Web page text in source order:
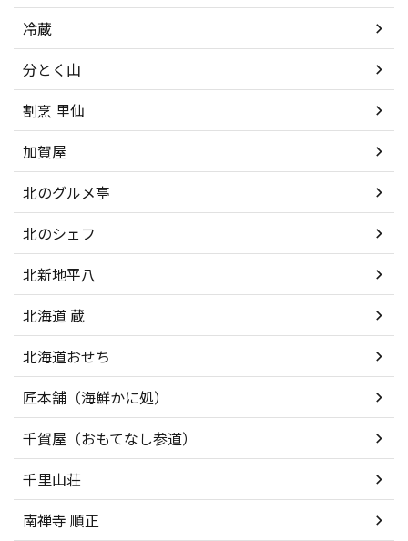
冷蔵
分とく山
割烹 里仙
加賀屋
北のグルメ亭
北のシェフ
北新地平八
北海道 蔵
北海道おせち
匠本舗（海鮮かに処）
千賀屋（おもてなし参道）
千里山荘
南禅寺 順正